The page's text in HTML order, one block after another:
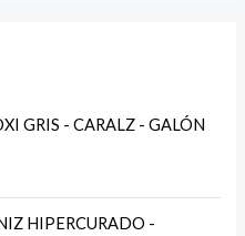
GRIS - CARALZ - GALÓN
HIPERCURADO -